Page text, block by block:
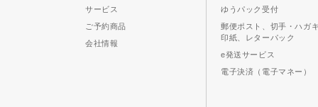
サービス
ご予約商品
会社情報
ゆうパック受付
郵便ポスト、切手・ハガ
印紙、レターパック
e発送サービス
電子決済（電子マネー）